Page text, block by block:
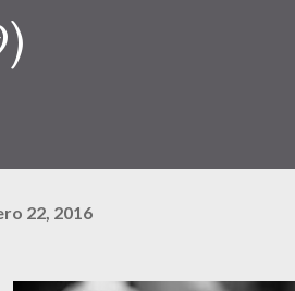
22, 2016